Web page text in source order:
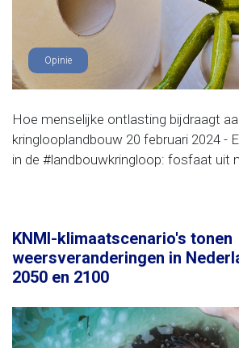
Opinie
Hoe menselijke ontlasting bijdraagt
kringlooplandbouw 20 februari 2024 -
in de #landbouwkringloop: fosfaat uit
KNMI-klimaatscenario's tonen
weersveranderingen in
2050 en 2100